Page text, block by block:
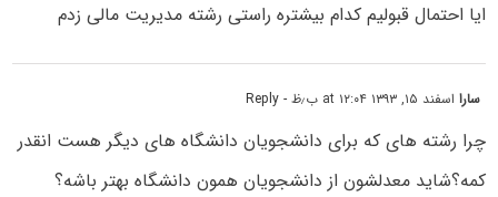
ایا احتمال قبولیم کدام بیشتره راستی رشته مدیریت مالی زدم
سارااسفند ۱۵, ۱۳۹۳ at ۱۲:۰۴ ب٫ظ - Reply
چرا رشته های که برای دانشجویان دانشگاه های دیگر هست انقدر
کمه؟شاید معدلشون از دانشجویان همون دانشگاه بهتر باشه؟